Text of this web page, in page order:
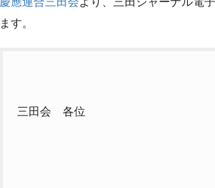
ます。
三田会 各位